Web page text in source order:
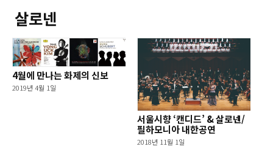
살로넨
4월에 만나는 화제의 신보
2019년 4월 1일
서울시향 ‘캔디드’ & 살로넨/
필하모니아 내한공연
2018년 11월 1일